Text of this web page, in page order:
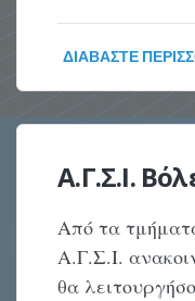
ΔΙΑΒΆΣΤΕ
Α.Γ.Σ.Ι.
Από τα
Α.Γ.Σ.Ι.
θα